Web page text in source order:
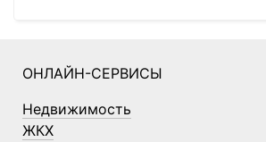
ОНЛАЙН-СЕРВИСЫ
Недвижимость
ЖКХ